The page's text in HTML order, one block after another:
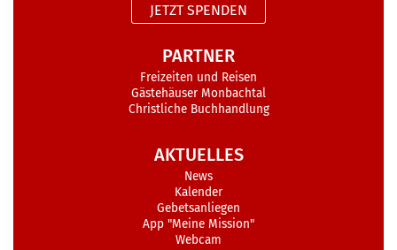
JETZT SPENDEN
PARTNER
Freizeiten und Reisen
Gästehäuser Monbachtal
Christliche Buchhandlung
AKTUELLES
News
Kalender
Gebetsanliegen
App "Meine Mission"
Webcam